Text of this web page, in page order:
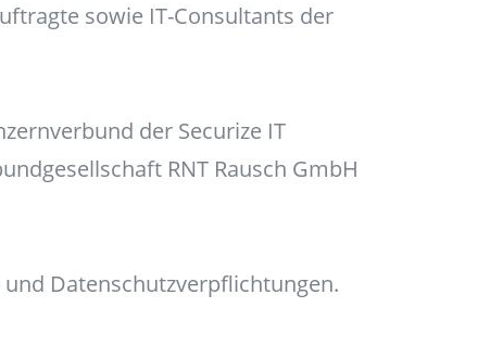
sowie IT-Consultants der
der Securize IT
RNT Rausch GmbH
Datenschutzverpflichtungen.